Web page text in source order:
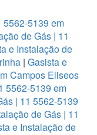
5562-5139 em
de Gás | 11
e Instalação de
| Gasista e
Campos Eliseos
5562-5139 em
| 11 5562-5139
de Gás | 11
e Instalação de